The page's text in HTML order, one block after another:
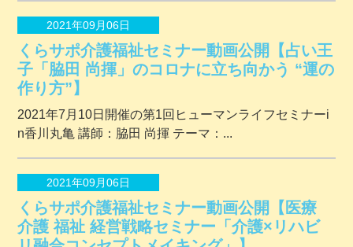
2021年09月06日
くらサポ介護福祉セミナー動画公開【占い王
子「脇田 尚揮」のコロナに立ち向かう “運の
作り方”】
2021年7月10日開催の第1回ヒューマンライフセミナーi
n香川丸亀 講師：脇田 尚揮 テーマ：...
2021年09月06日
くらサポ介護福祉セミナー動画公開【医療
介護 福祉 経営戦略セミナー「介護×リハビ